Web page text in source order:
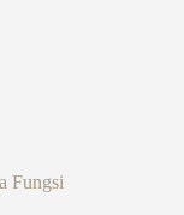
Fungsi